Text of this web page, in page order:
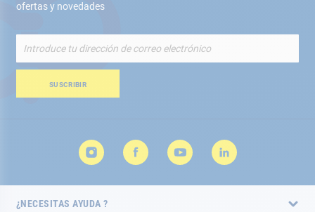
ofertas y novedades
nuestro
de
SUSCRIBIR
¿NECESITAS AYUDA ?